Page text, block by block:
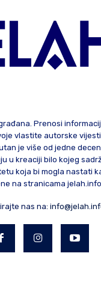
Prenosi
vlastite autorske
je više od jedne
u kreaciji bilo kojeg
koja bi mogla nastati
na stranicama jelah.info.
nas na: